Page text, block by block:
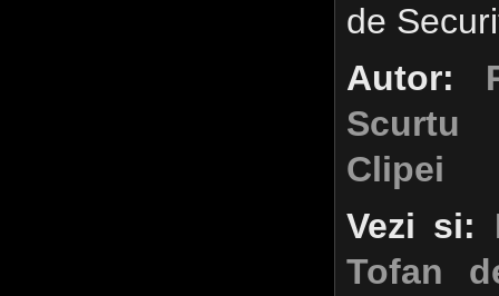
de
Autor:
Scurtu
Clipei
Vezi si:
Tofan